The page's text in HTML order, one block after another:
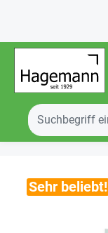
Sehr beliebt!